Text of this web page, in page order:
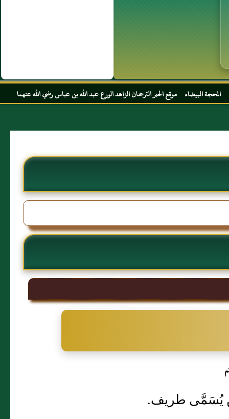
الحبر الترجمان الزاهد الورع عبد الله بن عباس رضي الله عنهما
يُسَمَّى طريف.